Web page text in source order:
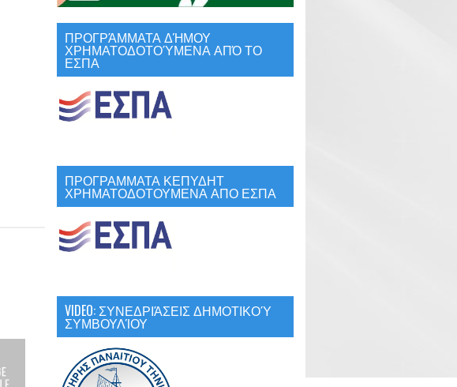
ΠΡΟΓΡΆΜΜΑΤΑ ΔΉΜΟΥ
ΧΡΗΜΑΤΟΔΟΤΟΎΜΕΝΑ ΑΠΌ ΤΟ
ΕΣΠΑ
ΠΡΟΓΡΑΜΜΑΤΑ ΚΕΠΥΔΗΤ
ΧΡΗΜΑΤΟΔΟΤΟΥΜΕΝΑ ΑΠΟ ΕΣΠΑ
VIDEO: ΣΥΝΕΔΡΙΆΣΕΙΣ ΔΗΜΟΤΙΚΟΎ
ΣΥΜΒΟΥΛΊΟΥ